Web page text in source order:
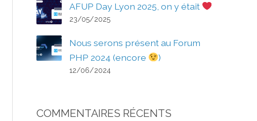
AFUP Day Lyon 2025, on y était
23/05/2025
Nous serons présent au Forum
PHP 2024 (encore
)
12/06/2024
COMMENTAIRES RÉCENTS